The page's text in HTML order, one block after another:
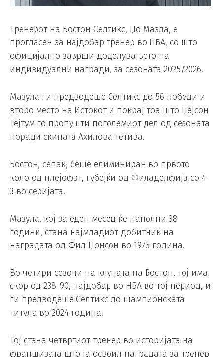
Тренерот на Бостон Селтикс, Џо Мазла, е
прогласен за најдобар тренер во НБА, со што
официјално заврши доделувањето на
индивидуални награди, за сезоната 2025/2026.
Мазула ги предводеше Селтикс до 56 победи и
второ место на Истокот и покрај тоа што Џејсон
Тејтум го пропушти поголемиот дел од сезоната
поради скината Ахилова тетива.
Бостон, сепак, беше елиминиран во првото
коло од плејофот, губејќи од Филаделфија со 4-
3 во серијата.
Мазула, кој за еден месец ќе наполни 38
години, стана најмладиот добитник на
наградата од Фил Џонсон во 1975 година.
Во четири сезони на клупата на Бостон, тој има
скор од 238-90, најдобар во НБА во тој период, и
ги предводеше Селтикс до шампионската
титула во 2024 година.
Тој стана четвртиот тренер во историјата на
франшизата што ја освоил наградата за тренер